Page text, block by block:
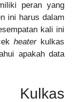
peran yang
ini harus dalam
kali ini
heaterkulkas
apakah data